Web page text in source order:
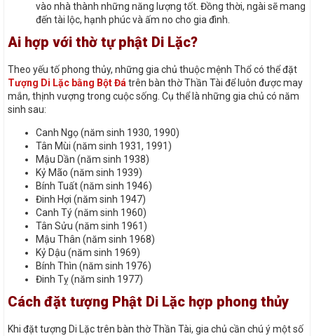
vào nhà thành những năng lượng tốt. Đồng thời, ngài sẽ mang
đến tài lộc, hạnh phúc và ấm no cho gia đình.
Ai hợp với thờ tự phật Di Lặc?
Theo yếu tố phong thủy, những gia chủ thuộc mệnh Thổ có thể đặt
Tượng Di Lặc bằng Bột Đá trên bàn thờ Thần Tài để luôn được may
mắn, thịnh vượng trong cuộc sống. Cụ thể là những gia chủ có năm
sinh sau:
Canh Ngọ (năm sinh 1930, 1990)
Tân Mùi (năm sinh 1931, 1991)
Mậu Dần (năm sinh 1938)
Kỷ Mão (năm sinh 1939)
Bính Tuất (năm sinh 1946)
Đinh Hợi (năm sinh 1947)
Canh Tý (năm sinh 1960)
Tân Sửu (năm sinh 1961)
Mậu Thân (năm sinh 1968)
Kỷ Dậu (năm sinh 1969)
Bính Thìn (năm sinh 1976)
Đinh Tỵ (năm sinh 1977)
Cách đặt tượng Phật Di Lặc hợp phong thủy
Khi đặt tượng Di Lặc trên bàn thờ Thần Tài, gia chủ cần chú ý một số